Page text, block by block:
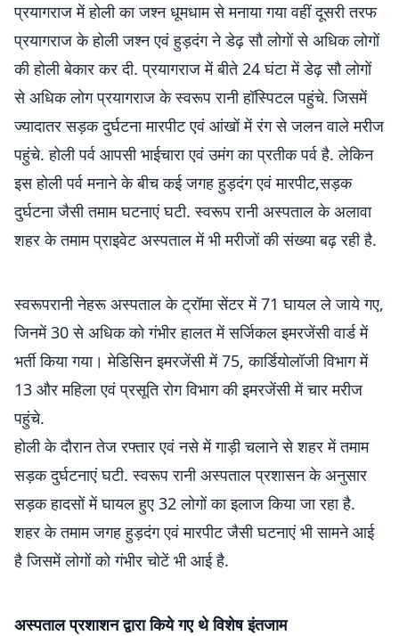
प्रयागराज में होली का जश्न धूमधाम से मनाया गया वहीं दूसरी तरफ
प्रयागराज के होली जश्न एवं हुड़दंग ने डेढ़ सौ लोगों से अधिक लोगों
की होली बेकार कर दी. प्रयागराज में बीते 24 घंटा में डेढ़ सौ लोगों
से अधिक लोग प्रयागराज के स्वरूप रानी हॉस्पिटल पहुंचे. जिसमें
ज्यादातर सड़क दुर्घटना मारपीट एवं आंखों में रंग से जलन वाले मरीज
पहुंचे. होली पर्व आपसी भाईचारा एवं उमंग का प्रतीक पर्व है. लेकिन
इस होली पर्व मनाने के बीच कई जगह हुड़दंग एवं मारपीट,सड़क
दुर्घटना जैसी तमाम घटनाएं घटी. स्वरूप रानी अस्पताल के अलावा
शहर के तमाम प्राइवेट अस्पताल में भी मरीजों की संख्या बढ़ रही है.
स्वरूपरानी नेहरू अस्पताल के ट्रॉमा सेंटर में 71 घायल ले जाये गए,
जिनमें 30 से अधिक को गंभीर हालत में सर्जिकल इमरजेंसी वार्ड में
भर्ती किया गया। मेडिसिन इमरजेंसी में 75, कार्डियोलॉजी विभाग में
13 और महिला एवं प्रसूति रोग विभाग की इमरजेंसी में चार मरीज
पहुंचे.
होली के दौरान तेज रफ्तार एवं नसे में गाड़ी चलाने से शहर में तमाम
सड़क दुर्घटनाएं घटी. स्वरूप रानी अस्पताल प्रशासन के अनुसार
सड़क हादसों में घायल हुए 32 लोगों का इलाज किया जा रहा है.
शहर के तमाम जगह हुड़दंग एवं मारपीट जैसी घटनाएं भी सामने आई
है जिसमें लोगों को गंभीर चोटें भी आई है.
अस्पताल प्रशाशन द्वारा किये गए थे विशेष इंतजाम